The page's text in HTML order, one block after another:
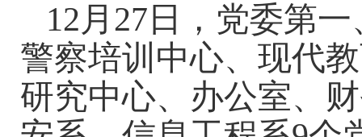
12月27日
， 党委第
警察培训中心、现代
研究中心、办公室、